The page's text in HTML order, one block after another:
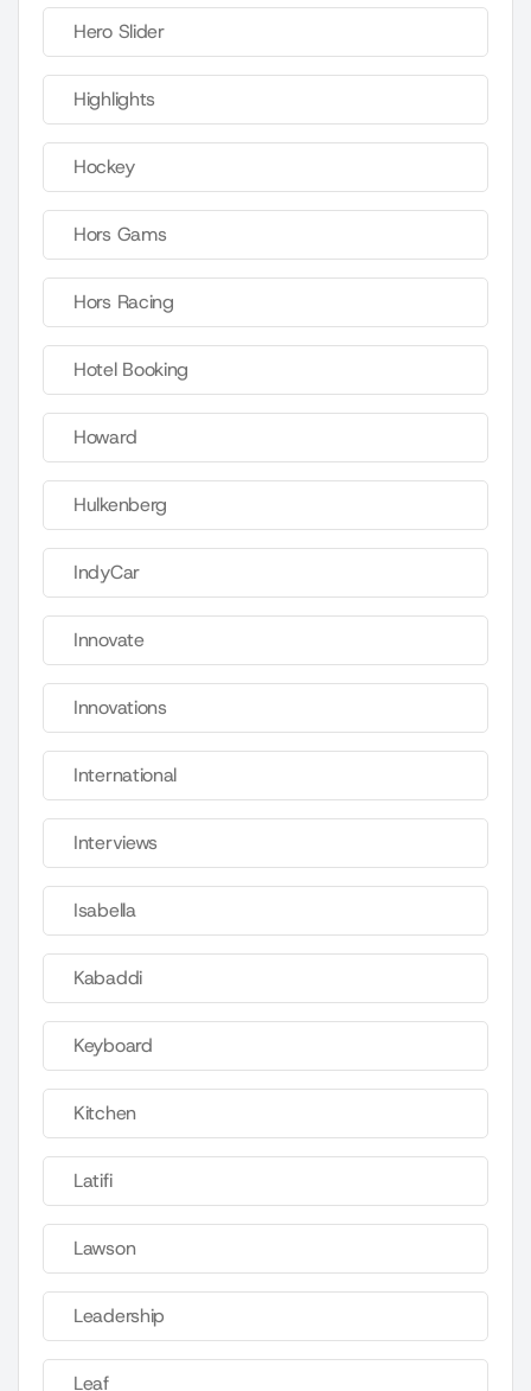
Hero Slider
Highlights
Hockey
Hors Gams
Hors Racing
Hotel Booking
Howard
Hulkenberg
IndyCar
Innovate
Innovations
International
Interviews
Isabella
Kabaddi
Keyboard
Kitchen
Latifi
Lawson
Leadership
Leaf